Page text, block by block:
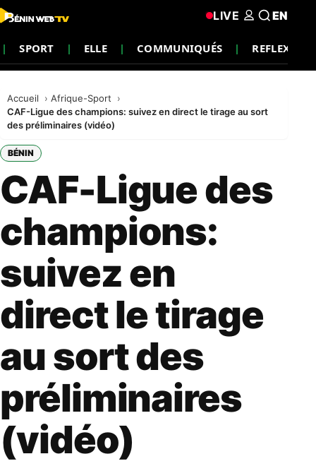
SPORT ELLE COMMUNIQUÉS REFLEXION
LIVE EN
Accueil
Afrique-Sport
CAF-Ligue des champions: suivez en direct le tirage au sort
des préliminaires (vidéo)
BÉNIN
CAF-Ligue des
champions:
suivez en
direct le tirage
au sort des
préliminaires
(vidéo)